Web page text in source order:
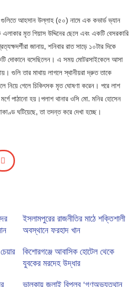
গুলিতে আহসান উল্লাহ (৫০) নামে এক কভার্ড ভ্যান
মৃত গিয়াস উদ্দিনের ছেলে এবং একটি বেসরকারি
জানায়, শনিবার রাত সাড়ে ১০টার দিকে
দোকানে বসেছিলেন। এ সময় মোটরসাইকেলে আসা
গুলি তার মাথায় লাগলে স্থানীয়রা দ্রুত তাকে
নিয়ে গেলে চিকিৎসক মৃত ঘোষণা করেন। পরে লাশ
পাঠানো হয়।পলাশ থানার ওসি মো. মনির হোসেন
ঘটিয়েছে, তা তদন্ত করে দেখা হচ্ছে।
ইসলামপুরের রাজনীতির মাঠে শক্তিশালী
অবস্থানে ফরহাদ খান
কিশোরগঞ্জে আবাসিক হোটেল থেকে
যুবকের মরদেহ উদ্ধার
ভালুকায় জুলাই বিপ্লব ‘গণঅভ্যুত্থান